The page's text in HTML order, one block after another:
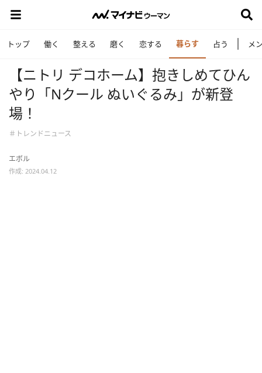
トップ 働く 整える 磨く 恋する 暮らす 占う メ
【ニトリ デコホーム】抱きしめてひん
やり「Nクール ぬいぐるみ」が新登
場！
＃トレンドニュース
エボル
作成: 2024.04.12